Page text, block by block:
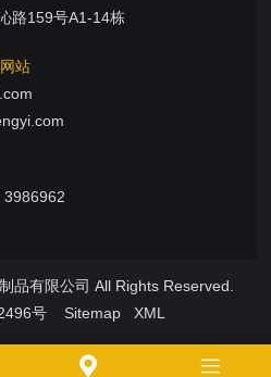
路159号A1-14栋
站
品有限公司 All Rights Reserved.
号
Sitemap XML